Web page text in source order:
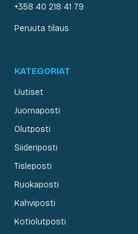
+358 40 218 41 79
Peruuta tilaus
KATEGORIAT
Uutiset
Juomaposti
Olutposti
Siideriposti
Tisleposti
Ruokaposti
Kahviposti
Kotiolutposti